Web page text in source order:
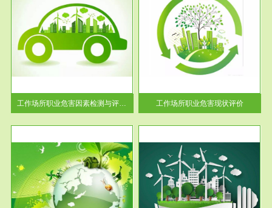
工作场所职业危害因素检测与评价...
服务范围
工作场所职业危害现状评价
【现状评价意义】：具体因素---
-通过质谱分析等多种手段明确
工作场...
工作场所职业危害现状评价
服务范围
废气测试